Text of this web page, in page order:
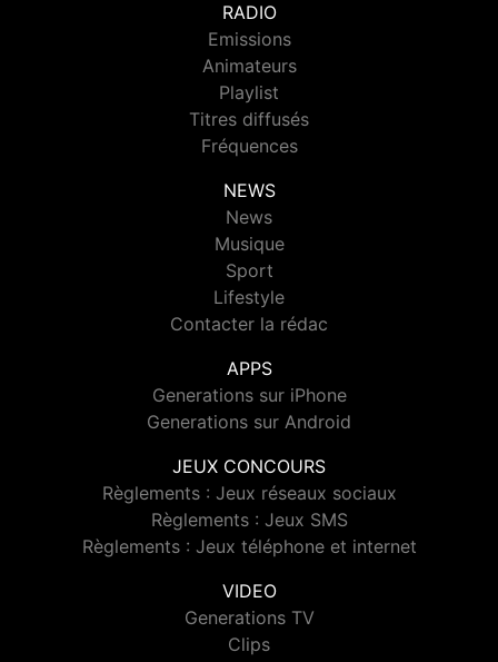
RADIO
Emissions
Animateurs
Playlist
Titres diffusés
Fréquences
NEWS
News
Musique
Sport
Lifestyle
Contacter la rédac
APPS
Generations sur iPhone
Generations sur Android
JEUX CONCOURS
Règlements : Jeux réseaux sociaux
Règlements : Jeux SMS
Règlements : Jeux téléphone et internet
VIDEO
Generations TV
Clips